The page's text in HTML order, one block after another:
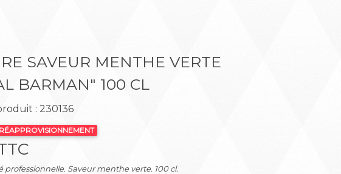
SAVEUR MENTHE VERTE
BARMAN" 100 CL
: 230136
professionnelle. Saveur menthe verte. 100 cl.